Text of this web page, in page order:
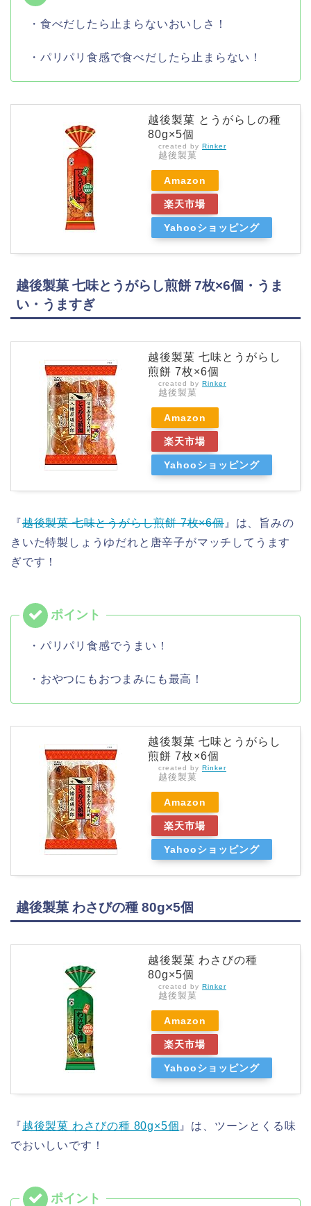
・食べだしたら止まらないおいしさ！
・パリパリ食感で食べだしたら止まらない！
越後製菓 とうがらしの種
80g×5個
created by Rinker
越後製菓
Amazon
楽天市場
Yahooショッピング
越後製菓 七味とうがらし煎餅 7枚×6個・うま
い・うますぎ
越後製菓 七味とうがらし
煎餅 7枚×6個
created by Rinker
越後製菓
Amazon
楽天市場
Yahooショッピング
『越後製菓 七味とうがらし煎餅 7枚×6個』は、旨みの
きいた特製しょうゆだれと唐辛子がマッチしてうます
ぎです！
・パリパリ食感でうまい！
・おやつにもおつまみにも最高！
越後製菓 七味とうがらし
煎餅 7枚×6個
created by Rinker
越後製菓
Amazon
楽天市場
Yahooショッピング
越後製菓 わさびの種 80g×5個
越後製菓 わさびの種
80g×5個
created by Rinker
越後製菓
Amazon
楽天市場
Yahooショッピング
『越後製菓 わさびの種 80g×5個 』は、ツーンとくる味
でおいしいです！